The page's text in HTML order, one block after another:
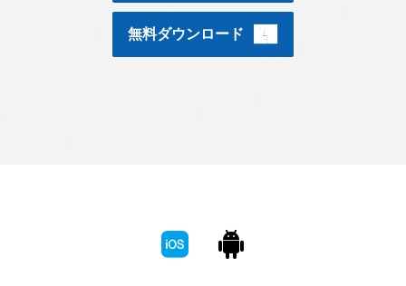
無料ダウンロード